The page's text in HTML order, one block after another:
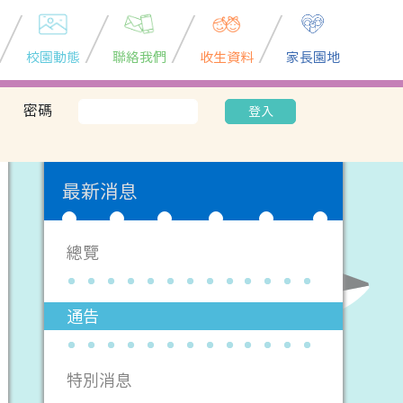
校園動態 聯絡我們 收生資料 家長園地
密碼 登入
最新消息
總覽
通告
特別消息